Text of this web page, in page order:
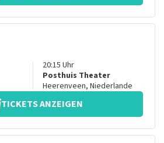
20:15 Uhr
Posthuis Theater
Heerenveen, Niederlande
TICKETS ANZEIGEN